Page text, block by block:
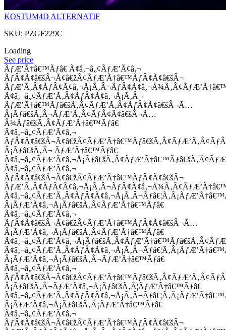
KOSTUM4D ALTERNATIF
SKU: PZGF229C
Loading
See price
ÃƒÆ’Ã†â€™Ãƒâ€ Ã¢â‚¬â„¢ÃƒÆ’Ã¢â‚¬
ÃƒÂ¢Ã¢â€šÂ¬Ã¢â€žÂ¢ÃƒÆ’Ã†â€™ÃƒÂ¢Ã¢â€šÂ¬
Ã¢â‚¬â„¢ÃƒÆ’Ã‚Â¢ÃƒÂ¢Ã¢â‚¬Å¡Ã‚Â¬
ÃƒÆ’Ã†â€™Ãƒâ€šÃ‚Â¢ÃƒÆ’Ã‚Â¢ÃƒÂ¢Ã¢â€šÂ¬Ã…
Â¡Ãƒâ€šÃ‚Â¬ÃƒÆ’Ã‚Â¢ÃƒÂ¢Ã¢â€šÂ¬Ã…
Â¾Ãƒâ€šÃ‚Â¢ÃƒÆ’Ã†â€™Ãƒâ€
Ã¢â‚¬â„¢ÃƒÆ’Ã¢â‚¬
Â¡Ãƒâ€šÃ‚Â¬ ÃƒÆ’Ã†â€™Ãƒâ€
Ã¢â‚¬â„¢ÃƒÆ’Ã¢â‚¬
ÃƒÂ¢Ã¢â€šÂ¬Ã¢â€žÂ¢ÃƒÆ’Ã†â€™ÃƒÂ¢Ã¢â€šÂ¬
Â¡ÃƒÆ’Ã¢â‚¬Å¡Ãƒâ€šÃ‚Â¢ÃƒÆ’Ã†â€™Ãƒâ€
Ã¢â‚¬â„¢ÃƒÆ’Ã¢â‚¬
ÃƒÂ¢Ã¢â€šÂ¬Ã¢â€žÂ¢ÃƒÆ’Ã†â€™ÃƒÂ¢Ã¢â€šÂ¬Ã…
Â¡ÃƒÆ’Ã¢â‚¬Å¡Ãƒâ€šÃ‚Â¢ÃƒÆ’Ã†â€™Ãƒâ€
Â¡ÃƒÆ’Ã¢â‚¬Å¡Ãƒâ€šÃ‚Â¬ÃƒÆ’Ã†â€™Ãƒâ€
Ã¢â‚¬â„¢ÃƒÆ’Ã¢â‚¬
Â¡Ãƒâ€šÃ‚Â¬ÃƒÆ’Ã¢â‚¬Å¡Ãƒâ€šÃ‚Â¦ÃƒÆ’Ã†â€™Ãƒâ€
Â¡ÃƒÆ’Ã¢â‚¬Å¡Ãƒâ€šÃ‚Â¡ÃƒÆ’Ã†â€™Ãƒâ€
Ã¢â‚¬â„¢ÃƒÆ’Ã¢â‚¬
ÃƒÂ¢Ã¢â€šÂ¬Ã¢â€žÂ¢ÃƒÆ’Ã†â€™ÃƒÂ¢Ã¢â€šÂ¬